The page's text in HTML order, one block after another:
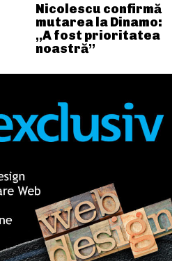
Nicolescu confirmă
mutarea la Dinamo:
„A fost prioritatea
noastră”